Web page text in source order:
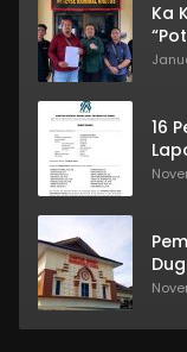
Ka
16